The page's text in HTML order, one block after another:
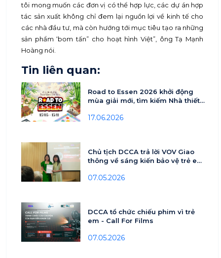
tôi mong muốn các đơn vị có thể hợp lực, các dự án hợp
tác sản xuất không chỉ đem lại nguồn lợi về kinh tế cho
các nhà đầu tư, mà còn hướng tới mục tiêu tạo ra những
sản phẩm ‘bom tấn” cho hoạt hình Việt”, ông Tạ Mạnh
Hoàng nói.
Tin liên quan:
Road to Essen 2026 khởi động
mùa giải mới, tìm kiếm Nhà thiết
17.06.2026
Chủ tịch DCCA trả lời VOV Giao
thông về sáng kiến bảo vệ trẻ em
07.05.2026
DCCA tổ chức chiếu phim vì trẻ
em - Call For Films
07.05.2026